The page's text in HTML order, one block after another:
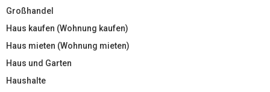
Großhandel
Haus kaufen (Wohnung kaufen)
Haus mieten (Wohnung mieten)
Haus und Garten
Haushalte